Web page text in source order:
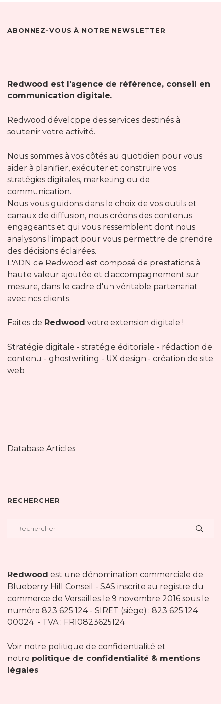
ABONNEZ-VOUS À NOTRE NEWSLETTER
Redwood est l'agence de référence, conseil en
communication digitale.
Redwood développe des services destinés à
soutenir votre activité.
Nous sommes à vos côtés au quotidien pour vous
aider à planifier, exécuter et construire vos
stratégies digitales, marketing ou de
communication.
Nous vous guidons dans le choix de vos outils et
canaux de diffusion, nous créons des contenus
engageants et qui vous ressemblent dont nous
analysons l'impact pour vous permettre de prendre
des décisions éclairées.
L'ADN de Redwood est composé de prestations à
haute valeur ajoutée et d'accompagnement sur
mesure, dans le cadre d'un véritable partenariat
avec nos clients.
Faites de Redwood votre extension digitale !
Stratégie digitale - stratégie éditoriale - rédaction de
contenu - ghostwriting - UX design - création de site
web
Database Articles
RECHERCHER
Redwood est une dénomination commerciale de
Blueberry Hill Conseil - SAS inscrite au registre du
commerce de Versailles le 9 novembre 2016 sous le
numéro 823 625 124 - SIRET (siège) : 823 625 124
00024 - TVA : FR10823625124
Voir notre politique de confidentialité et
notre politique de confidentialité & mentions
légales